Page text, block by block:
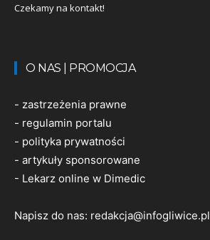
Czekamy na kontakt!
O NAS | PROMOCJA
- zastrzeżenia prawne
- regulamin portalu
- polityka prywatności
- artykuły sponsorowane
- Lekarz online w Dimedic
Napisz do nas: redakcja@infogliwice.pl